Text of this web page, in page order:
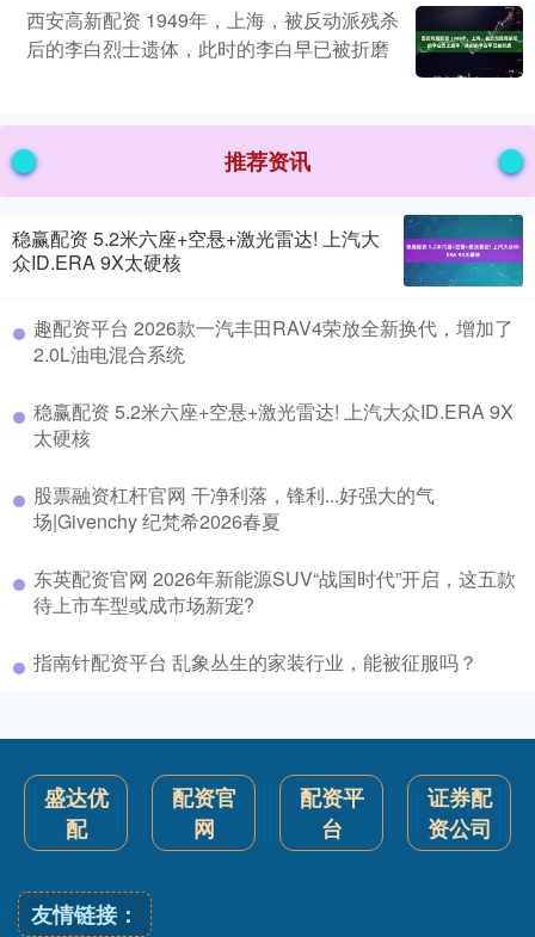
西安高新配资 1949年，上海，被反动派残杀
后的李白烈士遗体，此时的李白早已被折磨
推荐资讯
稳赢配资 5.2米六座+空悬+激光雷达! 上汽大
众ID.ERA 9X太硬核
趣配资平台 2026款一汽丰田RAV4荣放全新换代，增加了
2.0L油电混合系统
稳赢配资 5.2米六座+空悬+激光雷达! 上汽大众ID.ERA 9X
太硬核
股票融资杠杆官网 干净利落，锋利...好强大的气
场|Givenchy 纪梵希2026春夏
东英配资官网 2026年新能源SUV“战国时代”开启，这五款
待上市车型或成市场新宠?
指南针配资平台 乱象丛生的家装行业，能被征服吗？
盛达优
配
配资官
网
配资平
台
证券配
资公司
友情链接：